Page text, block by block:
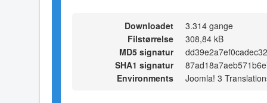
Downloadet
3.314 gange
Filstørrelse
308,84 kB
MD5 signatur
SHA1 signatur
Environments
Joomla! 3